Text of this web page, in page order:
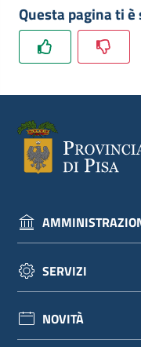
Documenti
e
dati
Argomenti
Seguici
su
Questa pagina ti
SERVIZI
NOVITÀ